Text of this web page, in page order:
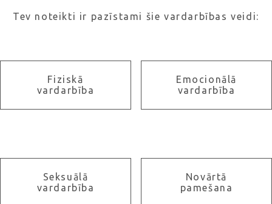
Tev noteikti ir pazīstami šie vardarbības veidi:
Fiziskā
vardarbība
Emocionālā
vardarbība
Seksuālā
vardarbība
Novārtā
pamešana